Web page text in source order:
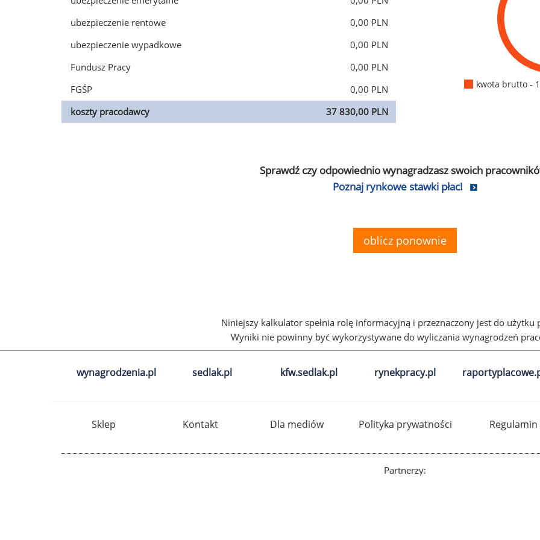
ubezpieczenie rentowe
0,00 PLN
ubezpieczenie wypadkowe
0,00 PLN
Fundusz Pracy
0,00 PLN
FGŚP
0,00 PLN
koszty pracodawcy
37 830,00 PLN
kwota brutto -
Sprawdź czy odpowiednio wynagradzasz swoich
Poznaj rynkowe stawki płac!
oblicz ponownie
Niniejszy kalkulator spełnia rolę informacyjną i przeznaczony jest do użytku
Wyniki nie powinny być wykorzystywane do wyliczania wynagrodzeń
wynagrodzenia.pl sedlak.pl kfw.sedlak.pl rynekpracy.pl
Sklep Kontakt Dla mediów Polityka prywatności Regulamin
Partnerzy: